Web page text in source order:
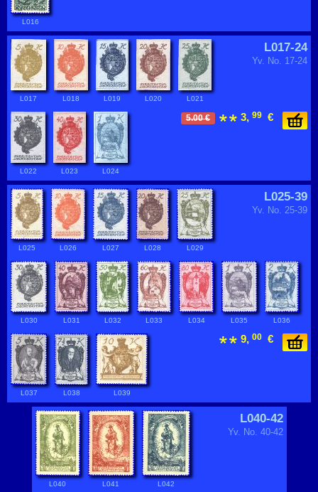
L016
L017-24
Yv. No. 17-24
L017 L018 L019 L020 L021
L022 L023 L024
5.00 € 3, 99 €
L025-39
Yv. No. 25-39
L025 L026 L027 L028 L029
L030 L031 L032 L033 L034 L035 L036
L037 L038 L039
9, 00 €
L040-42
Yv. No. 40-42
L040 L041 L042